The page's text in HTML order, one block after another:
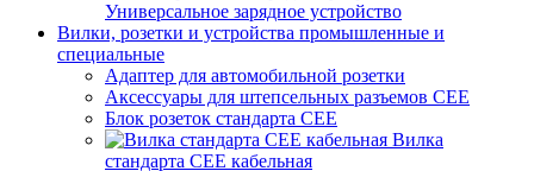
Универсальное зарядное устройство
Вилки, розетки и устройства промышленные и
специальные
Адаптер для автомобильной розетки
Аксессуары для штепсельных разъемов CEE
Блок розеток стандарта CEE
Вилка
стандарта CEE кабельная